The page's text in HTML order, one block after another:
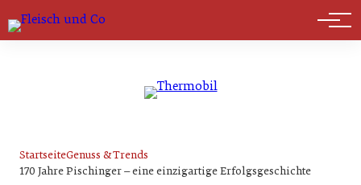
Marktführer
StartseiteGenuss & Trends
170 Jahre Pischinger – eine einzigartige Erfolgsgeschichte